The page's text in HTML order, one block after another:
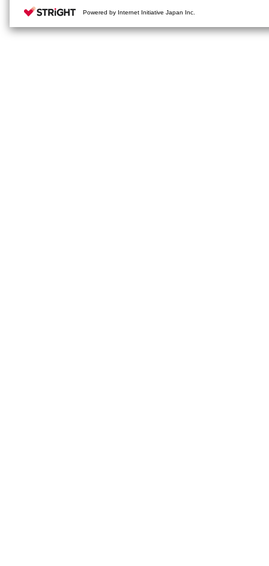
Powered by Internet Initiative Japan Inc.